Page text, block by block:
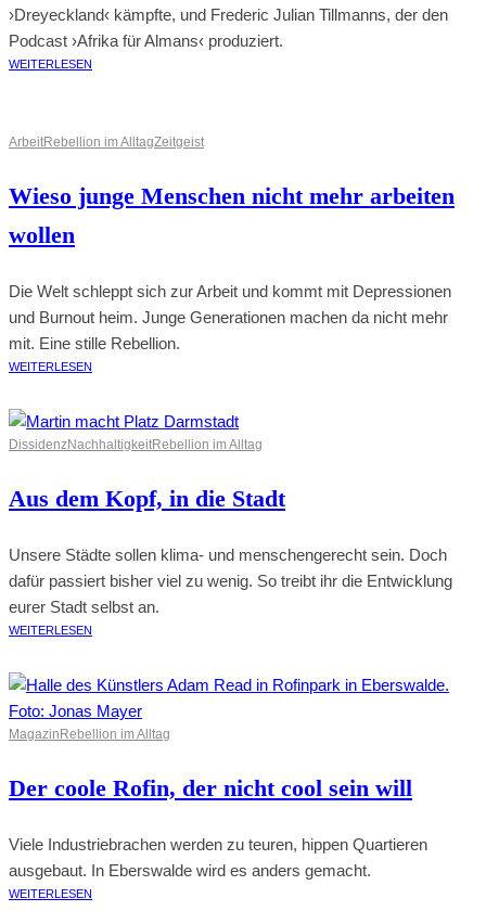
›Dreyeckland‹ kämpfte, und Frederic Julian Tillmanns, der den
Podcast ›Afrika für Almans‹ produziert.
WEITERLESEN
ArbeitRebellion im AlltagZeitgeist
Wieso junge Menschen nicht mehr arbeiten
wollen
Die Welt schleppt sich zur Arbeit und kommt mit Depressionen
und Burnout heim. Junge Generationen machen da nicht mehr
mit. Eine stille Rebellion.
WEITERLESEN
DissidenzNachhaltigkeitRebellion im Alltag
Aus dem Kopf, in die Stadt
Unsere Städte sollen klima- und menschengerecht sein. Doch
dafür passiert bisher viel zu wenig. So treibt ihr die Entwicklung
eurer Stadt selbst an.
WEITERLESEN
Magazin Rebellion im Alltag
Der coole Rofin, der nicht cool sein will
Viele Industriebrachen werden zu teuren, hippen Quartieren
ausgebaut. In Eberswalde wird es anders gemacht.
WEITERLESEN